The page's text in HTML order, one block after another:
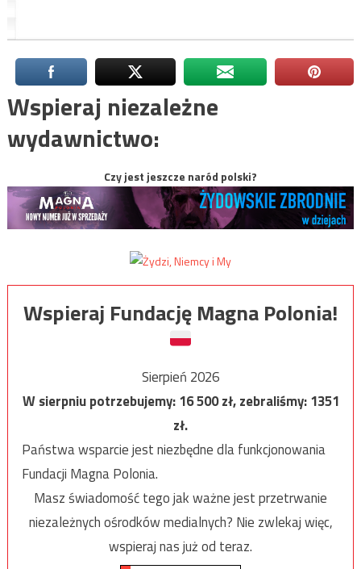
Wspieraj niezależne
wydawnictwo:
Czy jest jeszcze naród polski?
Wspieraj Fundację Magna Polonia!
Sierpień 2026
W sierpniu potrzebujemy:16 500zł, zebraliśmy:1351
zł.
Państwa wsparcie jest niezbędne dla funkcjonowania
Fundacji Magna Polonia.
Masz świadomość tego jak ważne jest przetrwanie
niezależnych ośrodków medialnych? Nie zwlekaj więc,
wspieraj nas już od teraz.